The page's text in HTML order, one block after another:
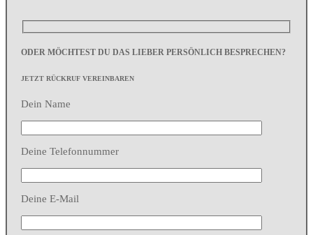
ODER MÖCHTEST DU DAS LIEBER PERSÖNLICH BESPRECHEN?
JETZT RÜCKRUF VEREINBAREN
Dein Name
Deine Telefonnummer
Deine E-Mail